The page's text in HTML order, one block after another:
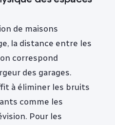
de maisons
la distance entre les
correspond
des garages.
à éliminer les bruits
comme les
Pour les